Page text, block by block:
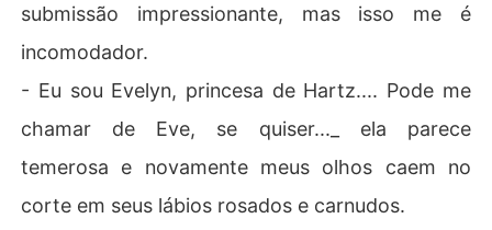
submissão impressionante, mas isso me é
incomodador.
- Eu sou Evelyn, princesa de Hartz.... Pode me
chamar de Eve, se quiser..._ ela parece
temerosa e novamente meus olhos caem no
corte em seus lábios rosados e carnudos.